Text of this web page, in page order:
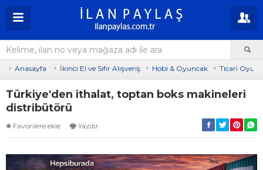
Anasayfa İkinci El ve Sıfır Alışveriş Hobi & Oyuncak Ticari Oyun
Türkiye'den ithalat, toptan boks makineleri
distribütörü
Favorilere ekle Yazdır